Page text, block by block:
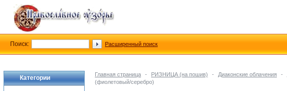
Главная страница - РИЗНИЦА (на пошив) - Диаконские облачения -
(фиолетовый/серебро)
Категории
Поиск: Расширенный поиск